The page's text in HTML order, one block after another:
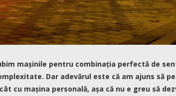
mașinile pentru combinația perfectă de
Dar adevărul este că am ajuns să
cu mașina personală, așa că nu e greu să